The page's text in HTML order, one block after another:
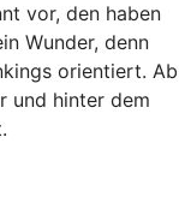
vor, den haben
Wunder, denn
orientiert. Ab
und hinter dem